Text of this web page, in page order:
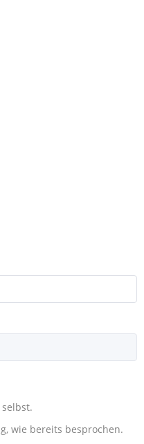
wie bereits besprochen.